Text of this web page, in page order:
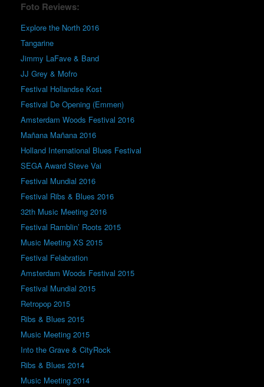
Foto Reviews:
Explore the North 2016
Tangarine
Jimmy LaFave & Band
JJ Grey & Mofro
Festival Hollandse Kost
Festival De Opening (Emmen)
Amsterdam Woods Festival 2016
Mañana Mañana 2016
Holland International Blues Festival
SEGA Award Steve Vai
Festival Mundial 2016
Festival Ribs & Blues 2016
32th Music Meeting 2016
Festival Ramblin’ Roots 2015
Music Meeting XS 2015
Festival Felabration
Amsterdam Woods Festival 2015
Festival Mundial 2015
Retropop 2015
Ribs & Blues 2015
Music Meeting 2015
Into the Grave & CityRock
Ribs & Blues 2014
Music Meeting 2014